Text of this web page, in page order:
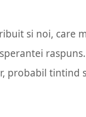
si noi, care
probabil tintind